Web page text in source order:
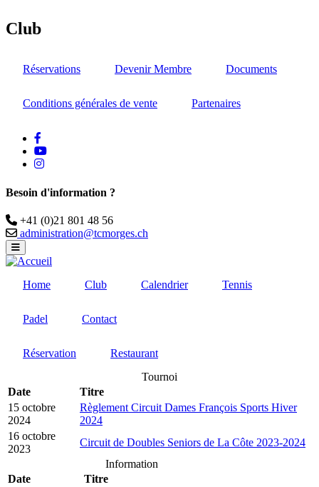
Club
Réservations Devenir Membre Documents
Conditions générales de vente Partenaires
Youtube
instagram
Besoin d'information ?
Téléphone
+41 (0)21 801 48 56
Email
administration@tcmorges.ch
Home Club Calendrier Tennis
Padel Contact
Réservation
Restaurant
Tournoi
Date
Titre
15 octobre
2024
Règlement Circuit Dames François Sports Hiver
2024
16 octobre
2023
Circuit de Doubles Seniors de La Côte 2023-2024
Information
Date
Titre